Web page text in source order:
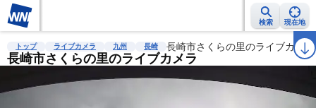
検索 現在地
雨雲レーダー 台風情報 地震情報 警報・注意報 2週間天気 ラ
トップ ライブカメラ 九州 長崎 長崎市さくらの里のライブカメラ
長崎市さくらの里のライブカメラ